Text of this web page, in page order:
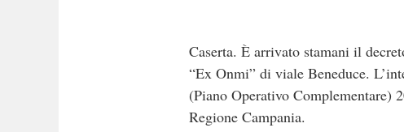
Caserta. È arrivato stamani il
“Ex Onmi” di viale Beneduce.
(Piano Operativo Complementare)
Regione Campania.